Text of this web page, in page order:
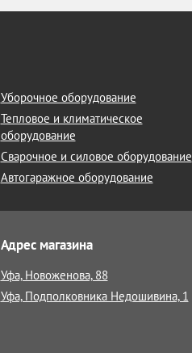
Уборочное оборудование
Тепловое и климатическое
оборудование
Сварочное и силовое оборудование
Автогаражное оборудование
Адрес магазина
Уфа, Новоженова, 88
Уфа, Подполковника Недошивина, 1